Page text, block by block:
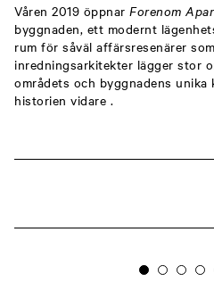
Våren 2019 öppnar Forenom
byggnaden, ett modernt
rum för såväl affärsresenärer
inredningsarkitekter lägger stor
områdets och byggnadens
historien vidare .